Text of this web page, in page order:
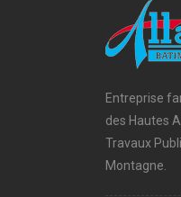
Entreprise
des Hautes
Travaux
Montagne.